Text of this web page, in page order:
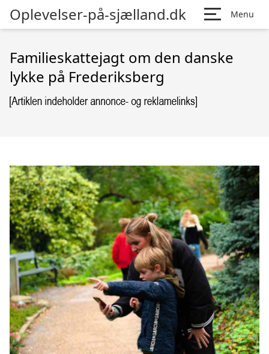
Oplevelser-på-sjælland.dk Menu
Familieskattejagt om den danske
lykke på Frederiksberg